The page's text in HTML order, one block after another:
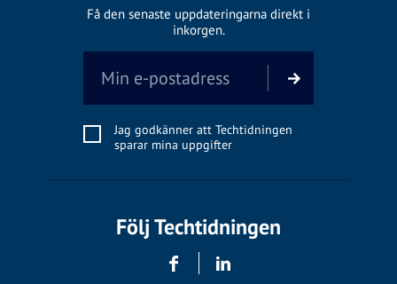
Få den senaste uppdateringarna direkt i
inkorgen.
Jag godkänner att Techtidningen
sparar mina uppgifter
Följ Techtidningen